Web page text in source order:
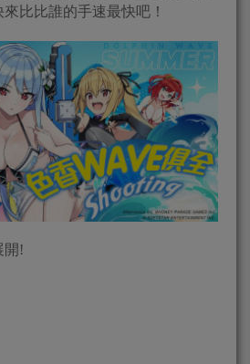
比比誰的手速最快吧！
開!